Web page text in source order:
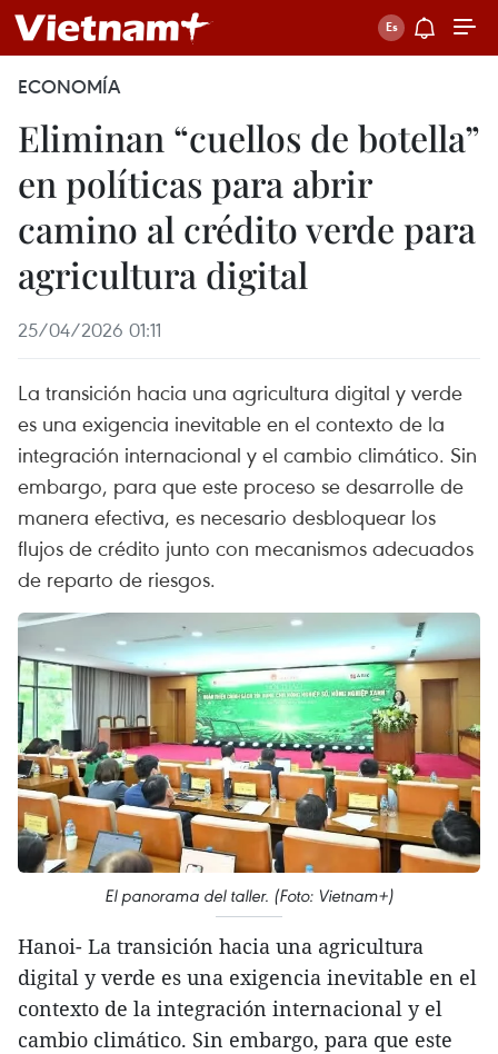
ECONOMÍA
Eliminan “cuellos de botella”
en políticas para abrir
camino al crédito verde para
agricultura digital
25/04/2026 01:11
La transición hacia una agricultura digital y verde
es una exigencia inevitable en el contexto de la
integración internacional y el cambio climático. Sin
embargo, para que este proceso se desarrolle de
manera efectiva, es necesario desbloquear los
flujos de crédito junto con mecanismos adecuados
de reparto de riesgos.
El panorama del taller. (Foto: Vietnam+)
Hanoi- La transición hacia una agricultura
digital y verde es una exigencia inevitable en el
contexto de la integración internacional y el
cambio climático. Sin embargo, para que este